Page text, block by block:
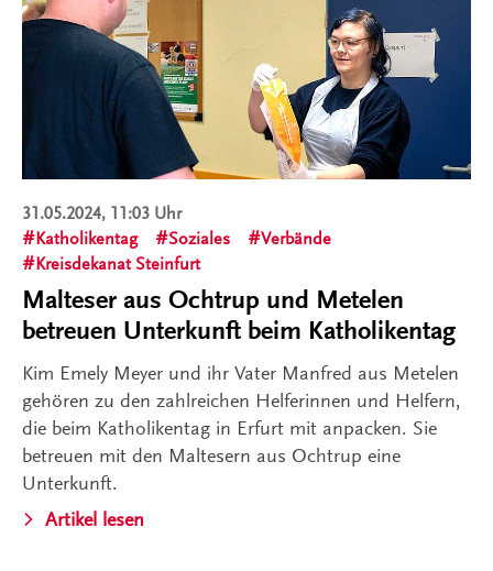
31.05.2024, 11:03 Uhr
Katholikentag
Soziales
Verbände
Kreisdekanat Steinfurt
Malteser aus Ochtrup und Metelen
betreuen Unterkunft beim Katholikentag
Kim Emely Meyer und ihr Vater Manfred aus Metelen
gehören zu den zahlreichen Helferinnen und Helfern,
die beim Katholikentag in Erfurt mit anpacken. Sie
betreuen mit den Maltesern aus Ochtrup eine
Unterkunft.
Artikel lesen